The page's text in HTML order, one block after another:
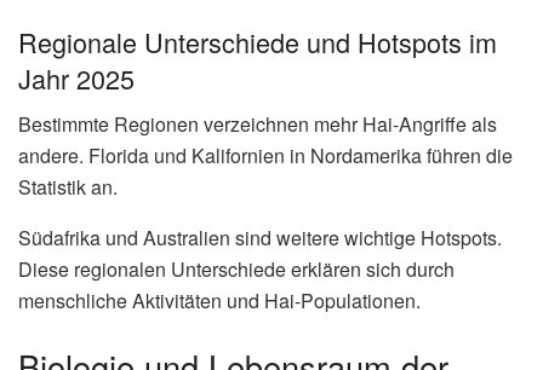
Regionale Unterschiede und Hotspots im
Jahr 2025
Bestimmte Regionen verzeichnen mehr Hai-Angriffe als
andere. Florida und Kalifornien in Nordamerika führen die
Statistik an.
Südafrika und Australien sind weitere wichtige Hotspots.
Diese regionalen Unterschiede erklären sich durch
menschliche Aktivitäten und Hai-Populationen.